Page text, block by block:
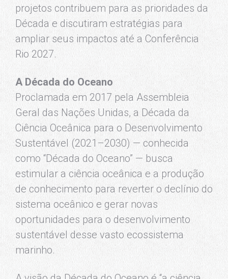
projetos contribuem para as prioridades da
Década e discutiram estratégias para
ampliar seus impactos até a Conferência
Rio 2027.
A Década do Oceano
Proclamada em 2017 pela Assembleia
Geral das Nações Unidas, a Década da
Ciência Oceânica para o Desenvolvimento
Sustentável (2021–2030) — conhecida
como “Década do Oceano” — busca
estimular a ciência oceânica e a produção
de conhecimento para reverter o declínio do
sistema oceânico e gerar novas
oportunidades para o desenvolvimento
sustentável desse vasto ecossistema
marinho.